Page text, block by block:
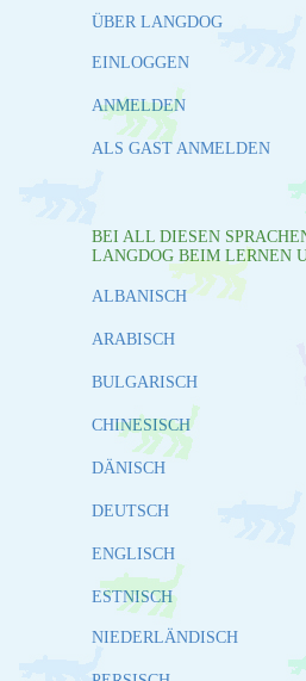
ÜBER LANGDOG
EINLOGGEN
ANMELDEN
ALS GAST ANMELDEN
BEI ALL DIESEN
LANGDOG BEIM LERNEN
ALBANISCH
ARABISCH
BULGARISCH
CHINESISCH
DÄNISCH
DEUTSCH
ENGLISCH
ESTNISCH
NIEDERLÄNDISCH